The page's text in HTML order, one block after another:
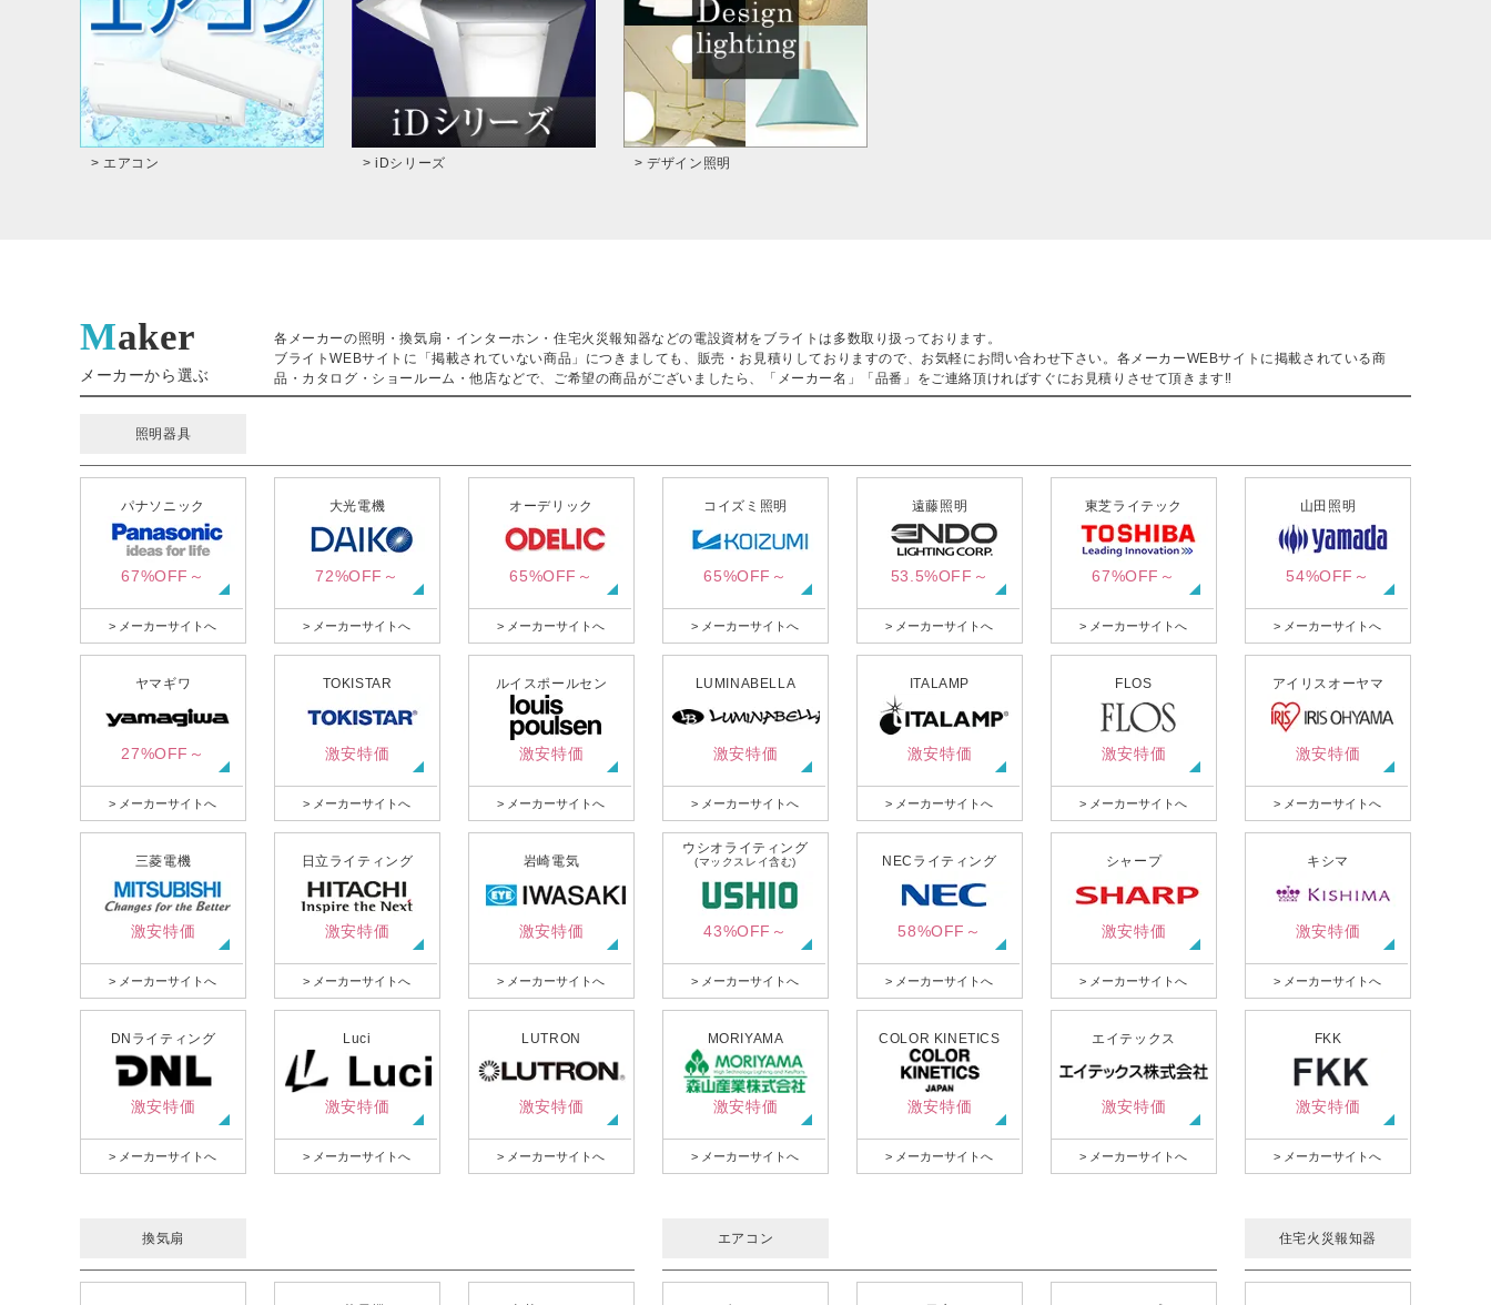
> エアコン > iDシリーズ > デザイン照明
Maker
メーカーから選ぶ
各メーカーの照明・換気扇・インターホン・住宅火災報知器などの電設資材をブライトは多数取り扱っております。
ブライトWEBサイトに「掲載されていない商品」につきましても、販売・お見積りしておりますので、お気軽にお問い合わせ下さい。各メーカーWEBサイトに掲載されている商
品・カタログ・ショールーム・他店などで、ご希望の商品がございましたら、「メーカー名」「品番」をご連絡頂ければすぐにお見積りさせて頂きます‼
照明器具
パナソニック
67%OFF～
> メーカーサイトへ
大光電機
72%OFF～
> メーカーサイトへ
オーデリック
65%OFF～
> メーカーサイトへ
コイズミ照明
65%OFF～
> メーカーサイトへ
遠藤照明
53.5%OFF～
> メーカーサイトへ
東芝ライテック
67%OFF～
> メーカーサイトへ
山田照明
54%OFF～
> メーカーサイトへ
ヤマギワ
27%OFF～
> メーカーサイトへ
TOKISTAR
激安特価
> メーカーサイトへ
ルイスポールセン
激安特価
> メーカーサイトへ
LUMINABELLA
激安特価
> メーカーサイトへ
ITALAMP
激安特価
> メーカーサイトへ
FLOS
激安特価
> メーカーサイトへ
アイリスオーヤマ
激安特価
> メーカーサイトへ
三菱電機
激安特価
> メーカーサイトへ
日立ライティング
激安特価
> メーカーサイトへ
岩崎電気
激安特価
> メーカーサイトへ
ウシオライティング
(マックスレイ含む)
43%OFF～
> メーカーサイトへ
NECライティング
58%OFF～
> メーカーサイトへ
シャープ
激安特価
> メーカーサイトへ
キシマ
激安特価
> メーカーサイトへ
DNライティング
激安特価
> メーカーサイトへ
Luci
激安特価
> メーカーサイトへ
LUTRON
激安特価
> メーカーサイトへ
MORIYAMA
激安特価
> メーカーサイトへ
COLOR KINETICS
激安特価
> メーカーサイトへ
エイテックス
激安特価
> メーカーサイトへ
FKK
激安特価
> メーカーサイトへ
換気扇 エアコン 住宅火災報知器